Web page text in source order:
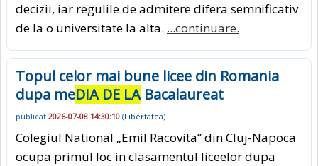
decizii, iar regulile de admitere difera semnificativ
de la o universitate la alta. ...continuare.
Topul celor mai bune licee din Romania
dupa meDIA DE LABacalaureat
publicat 2026-07-08 14:30:10 (Libertatea)
Colegiul National „Emil Racovita” din Cluj-Napoca
ocupa primul loc in clasamentul liceelor dupa